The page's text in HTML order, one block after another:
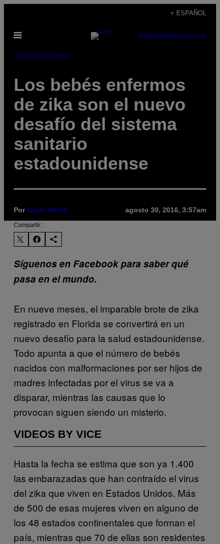
contenido
+ ESPAÑOL
Abrir
SUBSCRIBENEWSLETTER
VICE World News
Los bebés enfermos
de zika son el nuevo
desafío del sistema
sanitario
estadounidense
Por Kayla Ruble agosto 30, 2016, 3:57am
Compartir:
Síguenos en Facebook para saber qué
pasa en el mundo.
En nueve meses, el imparable brote de zika
registrado en Florida se convertirá en un
nuevo desafío para la salud estadounidense.
Todo apunta a que el número de bebés
nacidos con malformaciones por ser hijos de
madres infectadas por el virus se va a
disparar, mientras las causas que lo
provocan siguen siendo un misterio.
VIDEOS BY VICE
Hasta la fecha se estima que son ya 1.400
las embarazadas que han contraído el virus
del zika que viven en Estados Unidos. Más
de 500 de esas mujeres viven en alguno de
los 48 estados continentales que forman el
país, mientras que 70 de ellas son residentes